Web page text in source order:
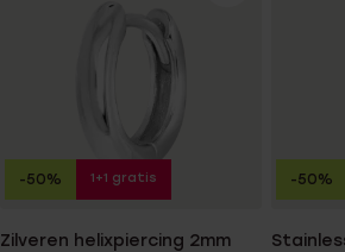
Zilveren helixpiercing 2mm
-50% 1+1 gratis -50%